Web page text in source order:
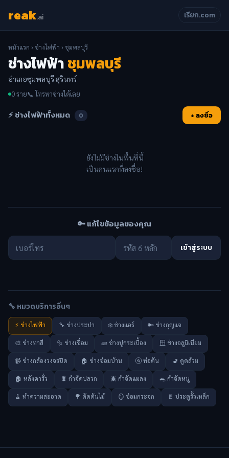
reak.ai เรียก.com
หน้าแรก › ช่างไฟฟ้า › ชุมพลบุรี
ช่างไฟฟ้าชุมพลบุรี
อำเภอชุมพลบุรี สุรินทร์
0 ราย📞 โทรหาช่างได้เลย
⚡ ช่างไฟฟ้าทั้งหมด 0 + ลงชื่อ
ยังไม่มีช่างในพื้นที่นี้
เป็นคนแรกที่ลงชื่อ!
🔑 แก้ไขข้อมูลของคุณ
เข้าสู่ระบบ
🔧 หมวดบริการอื่นๆ
⚡ ช่างไฟฟ้า 🔧 ช่างประปา ❄️ ช่างแอร์ 🔑 ช่างกุญแจ
🎨 ช่างทาสี 🔩 ช่างเชื่อม 🧱 ช่างปูกระเบื้อง 🪟 ช่างอลูมิเนียม
📹 ช่างกล้องวงจรปิด 🏠 ช่างซ่อมบ้าน 🚰 ท่อตัน 🚽 ดูดส้วม
🏚️ หลังคารั่ว 🐛 กำจัดปลวก 🪲 กำจัดแมลง 🐀 กำจัดหนู
🧹 ทำความสะอาด 🌳 ตัดต้นไม้ 🪞 ซ่อมกระจก 🚪 ประตูรั้วเหล็ก